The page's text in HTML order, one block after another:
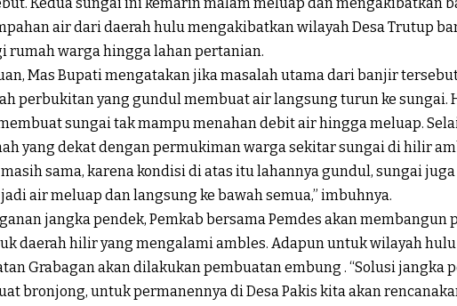
air dari daerah hulu mengakibatkan wilayah Desa Trutup
rumah warga hingga lahan pertanian.
Mas Bupati mengatakan jika masalah utama dari banjir
perbukitan yang gundul membuat air langsung turun ke sungai.
sungai tak mampu menahan debit air hingga meluap.
yang dekat dengan permukiman warga sekitar sungai di hilir
masih sama, karena kondisi di atas itu lahannya gundul, sungai
air meluap dan langsung ke bawah semua,” imbuhnya.
jangka pendek, Pemkab bersama Pemdes akan membangun
daerah hilir yang mengalami ambles. Adapun untuk wilayah hulu
Grabagan akan dilakukan pembuatan embung . “Solusi jangka
bronjong, untuk permanennya di Desa Pakis kita akan